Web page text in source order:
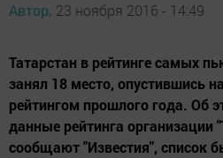
Автор, 23 ноября 2016 - 14:49
Татарстан в рейтинге самых
занял 18 место, опустившись
рейтингом прошлого года. Об
данные рейтинга организации
сообщают "Известия", список